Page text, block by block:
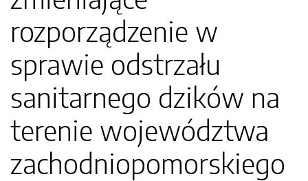
rozporządzenie w
sprawie odstrzału
sanitarnego dzików na
terenie województwa
zachodniopomorskiego